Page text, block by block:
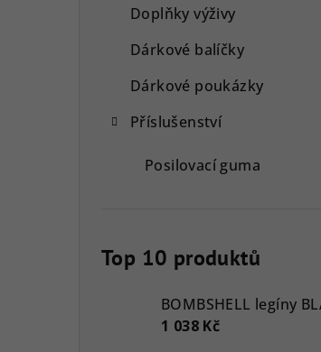
Doplňky výživy
Dárkové balíčky
Dárkové poukázky
Příslušenství
Posilovací guma
Top 10 produktů
BOMBSHELL legíny
1 038 Kč